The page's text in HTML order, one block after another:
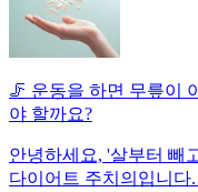
🦵 운동을 하면 무릎이
야 할까요?
안녕하세요, '살부터 빼
다이어트 주치의입니